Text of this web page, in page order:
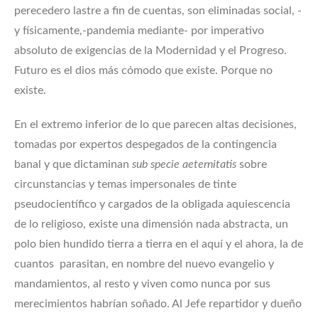
perecedero lastre a fin de cuentas, son eliminadas social, -
y físicamente,-pandemia mediante- por imperativo
absoluto de exigencias de la Modernidad y el Progreso.
Futuro es el dios más cómodo que existe. Porque no
existe.
En el extremo inferior de lo que parecen altas decisiones,
tomadas por expertos despegados de la contingencia
banal y que dictaminan sub specie aeternitatis sobre
circunstancias y temas impersonales de tinte
pseudocientífico y cargados de la obligada aquiescencia
de lo religioso, existe una dimensión nada abstracta, un
polo bien hundido tierra a tierra en el aquí y el ahora, la de
cuantos parasitan, en nombre del nuevo evangelio y
mandamientos, al resto y viven como nunca por sus
merecimientos habrían soñado. Al Jefe repartidor y dueño